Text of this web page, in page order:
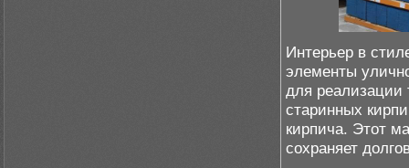
Интерьер в
элементы
для реализации
старинных
кирпича. Этот
сохраняет